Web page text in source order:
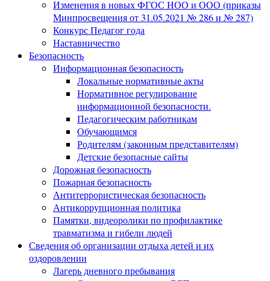
Изменения в новых ФГОС НОО и ООО (приказы
Минпросвещения от 31.05.2021 № 286 и № 287)
Конкурс Педагог года
Наставничество
Безопасность
Информационная безопасность
Локальные нормативные акты
Нормативное регулирование
информационной безопасности.
Педагогическим работникам
Обучающимся
Родителям (законным представителям)
Детские безопасные сайты
Дорожная безопасность
Пожарная безопасность
Антитеррористическая безопасность
Антикоррупционная политика
Памятки, видеоролики по профилактике
травматизма и гибели людей
Сведения об организации отдыха детей и их
оздоровлении
Лагерь дневного пребывания